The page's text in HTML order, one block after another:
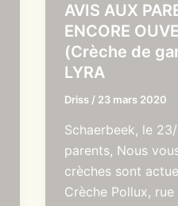
AVIS AUX
ENCORE
(Crèche de
LYRA
Driss / 23 mars 2020
Schaerbeek, le
parents, Nous
crèches sont
Crèche Pollux,